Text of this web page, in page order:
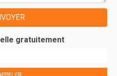
gratuitement